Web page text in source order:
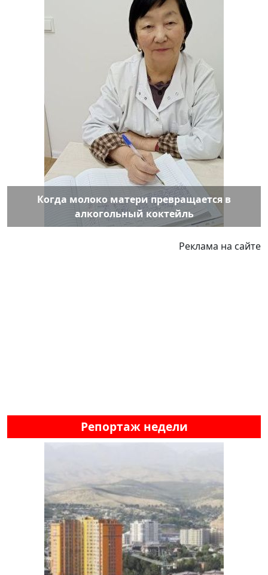
Когда молоко матери превращается в
алкогольный коктейль
Реклама на сайте
Репортаж недели